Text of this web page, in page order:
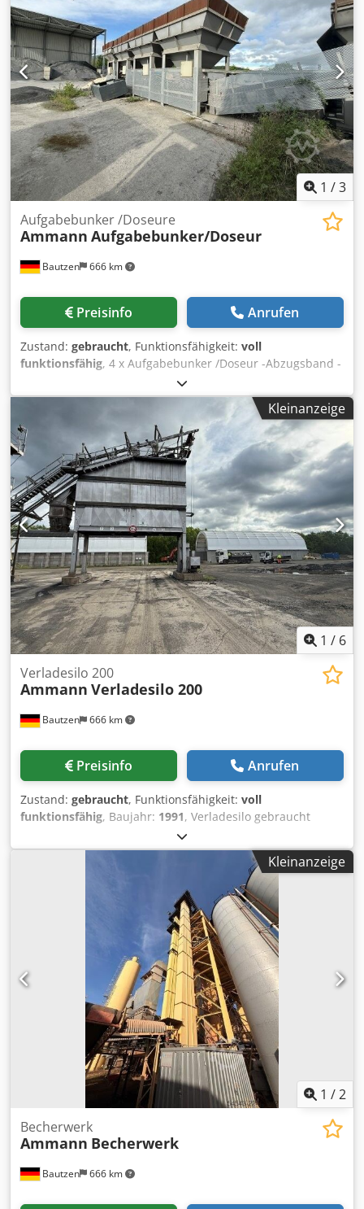
1 /3
Bautzen 666 km
Aufgabebunker /Doseure
Ammann Aufgabebunker/Doseur
Preisinfo Anrufen
Zustand: gebraucht, Funktionsfähigkeit: voll
funktionsfähig, 4 x Aufgabebunker /Doseur -Abzugsband -
Förderband/Übergabeband -elektrische Anlage soweit
vorhanden Codpfx Aezq S Husmgjrf
Kleinanzeige
1 / 6
Bautzen 666 km
Verladesilo 200
Ammann Verladesilo 200
Preisinfo Anrufen
Zustand: gebraucht, Funktionsfähigkeit: voll
funktionsfähig, Baujahr: 1991, Verladesilo gebraucht
Hersteller Ulrich Gesamtvolumen 200 t -Kübelbahn -
Aufzugswinde Csdezq S Ewopfx Amgsrf -elektrische Anlage
Kleinanzeige
1 /2
Bautzen 666 km
Becherwerk
Ammann Becherwerk